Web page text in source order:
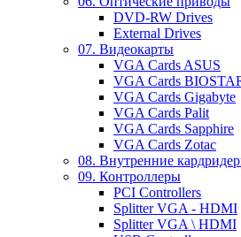
DVD-RW Drives
External Drives
07. Видеокарты
VGA Cards ASUS
VGA Cards
VGA Cards Gigabyte
VGA Cards Palit
VGA Cards Sapphire
VGA Cards Zotac
08. Внутренние
09. Контроллеры
PCI Controllers
Splitter VGA - HDMI
Splitter VGA \ HDMI